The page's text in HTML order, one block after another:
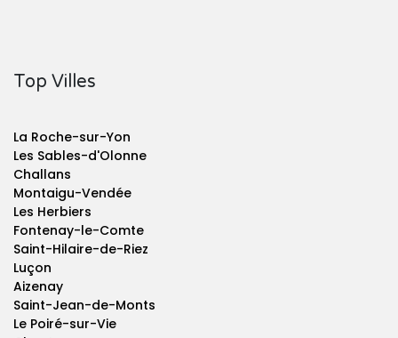
Top Villes
La Roche-sur-Yon
Les Sables-d'Olonne
Challans
Montaigu-Vendée
Les Herbiers
Fontenay-le-Comte
Saint-Hilaire-de-Riez
Luçon
Aizenay
Saint-Jean-de-Monts
Le Poiré-sur-Vie